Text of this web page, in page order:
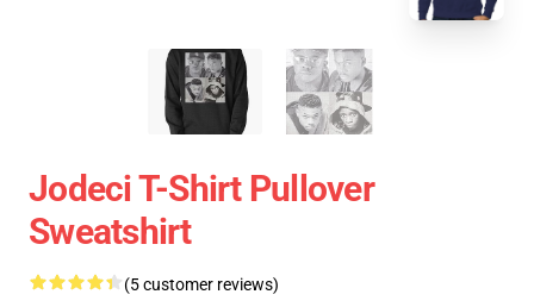
Jodeci T-Shirt Pullover
Sweatshirt
(5 customer reviews)